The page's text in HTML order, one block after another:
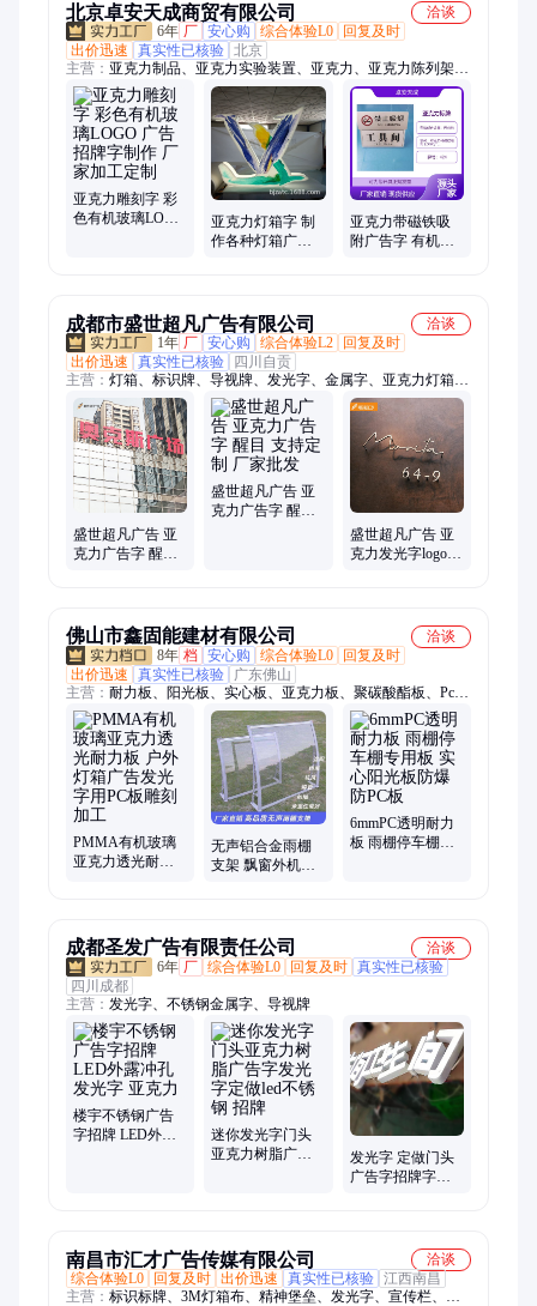
北京卓安天成商贸有限公司
洽谈
6年 厂 安心购 综合体验L0
回复及时
出价迅速
真实性已核验 北京
主营： 亚克力制品、亚克力实验装置、亚克力、亚克力陈列架、
北京亚克力加工、北京亚克力厂家、亚克力试验仪器、亚克力精
密仪器、亚克力多宝格、亚克力展示柜、亚克力桌牌、亚克力防
疫隔板、北京有机玻璃加工定做、有机玻璃板
亚克力雕刻字 彩
色有机玻璃LOGO
亚克力灯箱字 制
作各种灯箱广告
亚克力带磁铁吸
附广告字 有机玻
成都市盛世超凡广告有限公司
洽谈
1年 厂 安心购 综合体验L2
回复及时
出价迅速
真实性已核验
四川自贡
主营： 灯箱、标识牌、导视牌、发光字、金属字、亚克力灯箱、
霓虹灯
盛世超凡广告 亚
克力广告字 醒目
盛世超凡广告 亚
克力广告字 醒目
盛世超凡广告 亚
克力发光字logo
佛山市鑫固能建材有限公司
洽谈
8年 档 安心购 综合体验L0
回复及时
出价迅速
真实性已核验
广东佛山
主营： 耐力板、阳光板、实心板、亚克力板、聚碳酸酯板、Pc阳
光板、Pc耐力板、Pet耐力板、Pc透明瓦、晶亮板、四层阳光
板、蜂窝阳光板、透明耐力板、pc采光瓦、耐力板厂家、温室大
棚、扩散板、颗粒耐力板、插接阳光板、温室阳光板、耐力板车
棚、雨棚、树脂瓦、铝压条、铝合金雨棚
PMMA有机玻璃
亚克力透光耐力
无声铝合金雨棚
支架 飘窗外机挡
6mmPC透明耐力
板 雨棚停车棚专
成都圣发广告有限责任公司
洽谈
6年 厂 综合体验L0 回复及时 真实性已核验
四川成都
主营： 发光字、不锈钢金属字、导视牌
楼宇不锈钢广告
字招牌 LED外露
迷你发光字门头
亚克力树脂广告
发光字 定做门头
广告字招牌字
南昌市汇才广告传媒有限公司
洽谈
综合体验L0
回复及时 出价迅速 真实性已核验 江西南昌
主营： 标识标牌、3M灯箱布、精神堡垒、发光字、宣传栏、医